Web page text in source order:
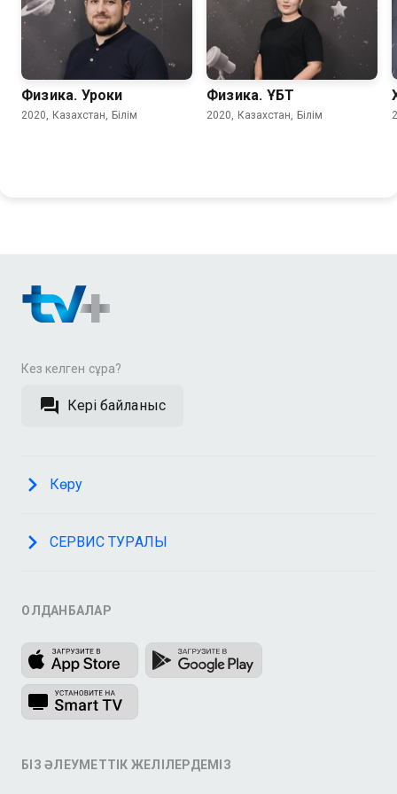
Физика. Уроки
2020, Казахстан, Білім
Физика. ҰБТ
2020, Казахстан, Білім
Кез келген сұрақ?
Кері байланыс
Көру
СЕРВИС ТУРАЛЫ
ҚОЛДАНБАЛАР
БІЗ ӘЛЕУМЕТТІК ЖЕЛІЛЕРДЕМІЗ